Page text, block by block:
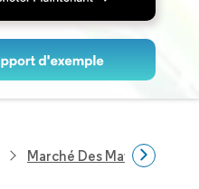
Marché Des Maillots De